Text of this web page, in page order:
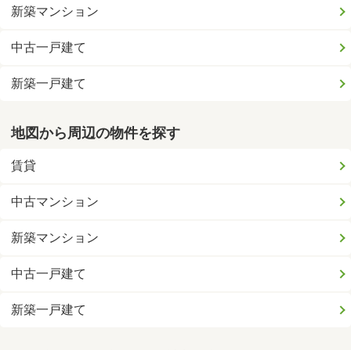
新築マンション
中古一戸建て
新築一戸建て
地図から周辺の物件を探す
賃貸
中古マンション
新築マンション
中古一戸建て
新築一戸建て